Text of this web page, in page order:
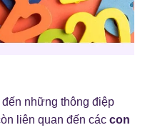
những thông điệp
liên quan đến các con